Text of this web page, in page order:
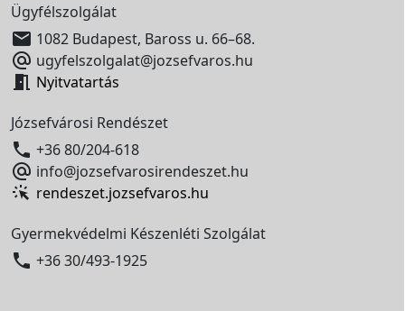
Ügyfélszolgálat
 1082 Budapest, Baross u. 66–68.
 ugyfelszolgalat@jozsefvaros.hu
 Nyitvatartás
Józsefvárosi Rendészet
 +36 80/204-618
 info@jozsefvarosirendeszet.hu
rendeszet.jozsefvaros.hu
Gyermekvédelmi Készenléti Szolgálat
 +36 30/493-1925